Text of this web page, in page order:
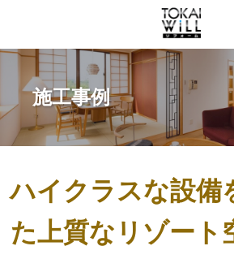
施工事例
ハイクラスな設備
た上質なリゾー